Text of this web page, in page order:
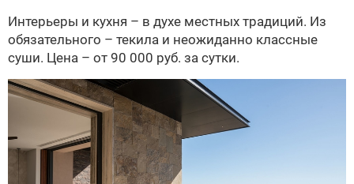
Интерьеры и кухня – в духе местных традиций. Из
обязательного – текила и неожиданно классные
суши. Цена – от 90 000 руб. за сутки.